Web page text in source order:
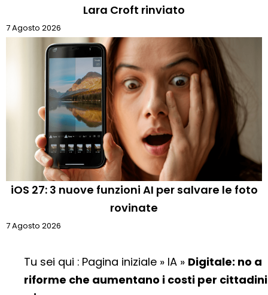
Lara Croft rinviato
7 Agosto 2026
iOS 27: 3 nuove funzioni AI per salvare le foto
rovinate
7 Agosto 2026
Tu sei qui : Pagina iniziale » IA » Digitale: no a
riforme che aumentano i costi per cittadini